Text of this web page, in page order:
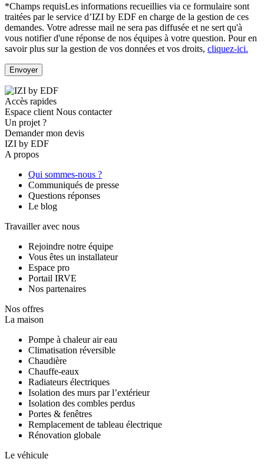
*Champs requisLes informations recueillies via ce formulaire sont
traitées par le service d’IZI by EDF en charge de la gestion de ces
demandes. Votre adresse mail ne sera pas diffusée et ne sert qu'à
vous notifier d'une réponse de nos équipes à votre question. Pour en
savoir plus sur la gestion de vos données et vos droits, cliquez-ici.
Accès rapides
Espace client Nous contacter
Un projet ?
Demander mon devis
IZI by EDF
A propos
Qui sommes-nous ?
Communiqués de presse
Questions réponses
Le blog
Travailler avec nous
Rejoindre notre équipe
Vous êtes un installateur
Espace pro
Portail IRVE
Nos partenaires
Nos offres
La maison
Pompe à chaleur air eau
Climatisation réversible
Chaudière
Chauffe-eaux
Radiateurs électriques
Isolation des murs par l’extérieur
Isolation des combles perdus
Portes & fenêtres
Remplacement de tableau électrique
Rénovation globale
Le véhicule